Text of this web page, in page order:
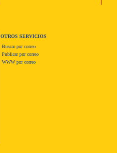
OTROS SERVICIOS
Buscar por correo
Publicar por correo
WWW por correo